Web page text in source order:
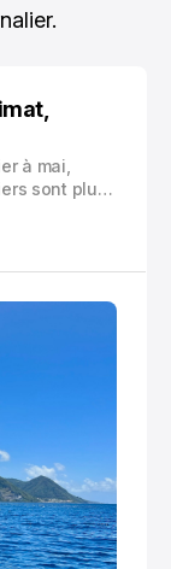
à mai,
sont plus
budget et